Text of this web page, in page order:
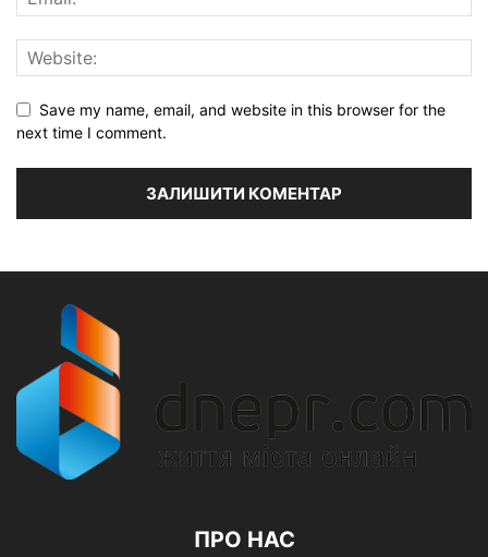
Save my name, email, and website in this browser for the
next time I comment.
ПРО НАС